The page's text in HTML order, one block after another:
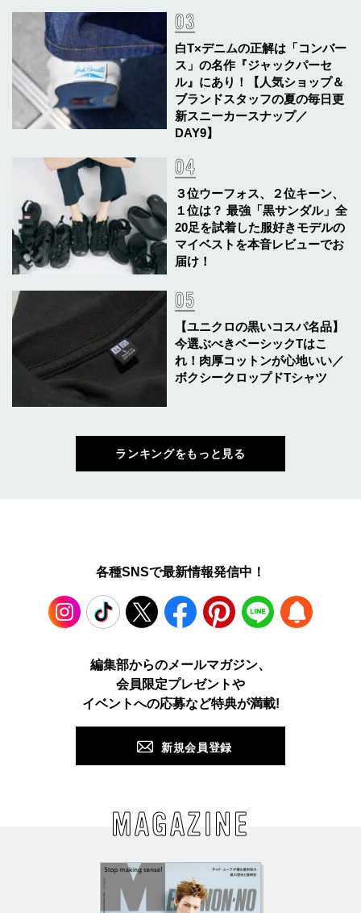
白T×デニムの正解は「コンバー
ス」の名作『ジャックパーセ
ル』にあり！【人気ショップ＆
ブランドスタッフの夏の毎日更
新スニーカースナップ／
DAY9】
３位ウーフォス、２位キーン、
１位は？ 最強「黒サンダル」全
20足を試着した服好きモデルの
マイベストを本音レビューでお
届け！
【ユニクロの黒いコスパ名品】
今選ぶべきベーシックTはこ
れ！肉厚コットンが心地いい／
ボクシークロップドTシャツ
ランキングをもっと見る
各種SNSで最新情報発信中！
TikTok Facebook Pinterest LINE
編集部からのメールマガジン、
会員限定プレゼントや
イベントへの応募など特典が満載!
新規会員登録
MAGAZINE